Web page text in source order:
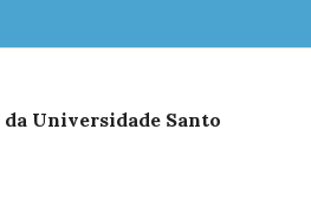
Universidade Santo